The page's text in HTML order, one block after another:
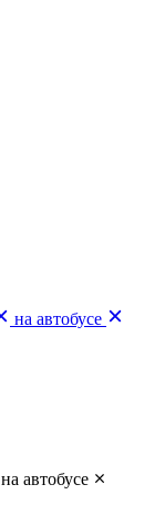
на автобусе
на автобусе